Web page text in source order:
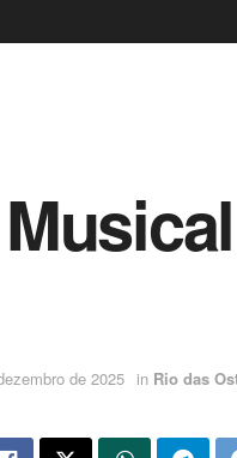
de 2025 in Rio das